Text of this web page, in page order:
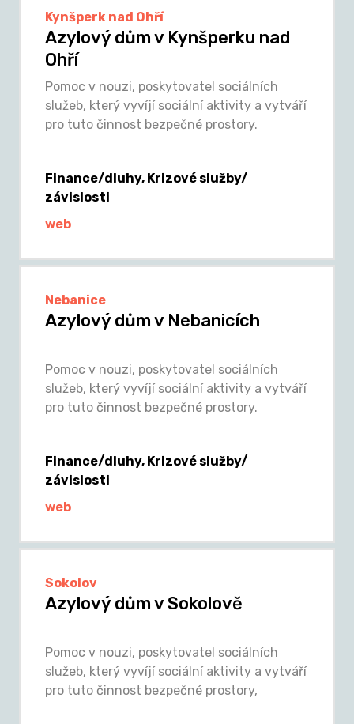
Kynšperk nad Ohří
Azylový dům v Kynšperku nad
Ohří
Pomoc v nouzi, poskytovatel sociálních
služeb, který vyvíjí sociální aktivity a vytváří
pro tuto činnost bezpečné prostory.
Finance/dluhy, Krizové služby/
závislosti
web
Nebanice
Azylový dům v Nebanicích
Pomoc v nouzi, poskytovatel sociálních
služeb, který vyvíjí sociální aktivity a vytváří
pro tuto činnost bezpečné prostory.
Finance/dluhy, Krizové služby/
závislosti
web
Sokolov
Azylový dům v Sokolově
Pomoc v nouzi, poskytovatel sociálních
služeb, který vyvíjí sociální aktivity a vytváří
pro tuto činnost bezpečné prostory,